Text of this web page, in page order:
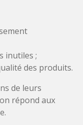
inutiles ;
des produits.
de leurs
répond aux